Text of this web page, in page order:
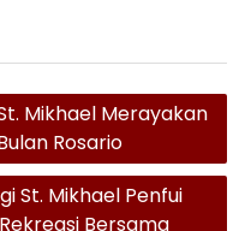
Mikhael Merayakan
Rosario
St. Mikhael Penfui
Bersama